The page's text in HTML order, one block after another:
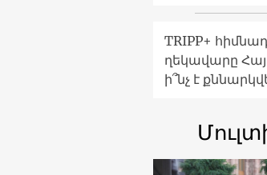
TRIPP+
ղեկավարը
ի՞նչ է